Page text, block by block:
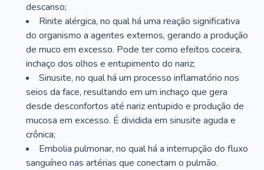
descanso;
Rinite alérgica, no qual há uma reação significativa
do organismo a agentes externos, gerando a produção
de muco em excesso. Pode ter como efeitos coceira,
inchaço dos olhos e entupimento do nariz;
Sinusite, no qual há um processo inflamatório nos
seios da face, resultando em um inchaço que gera
desde desconfortos até nariz entupido e produção de
mucosa em excesso. É dividida em sinusite aguda e
crônica;
Embolia pulmonar, no qual há a interrupção do fluxo
sanguíneo nas artérias que conectam o pulmão.